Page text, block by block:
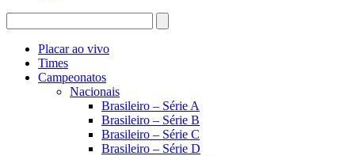
Placar ao vivo
Times
Campeonatos
Nacionais
Brasileiro – Série A
Brasileiro – Série B
Brasileiro – Série C
Brasileiro – Série D